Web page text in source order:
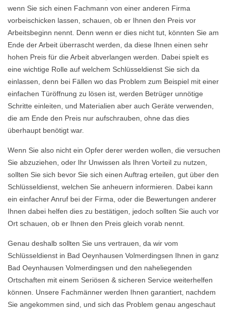
wenn Sie sich einen Fachmann von einer anderen Firma
vorbeischicken lassen, schauen, ob er Ihnen den Preis vor
Arbeitsbeginn nennt. Denn wenn er dies nicht tut, könnten Sie am
Ende der Arbeit überrascht werden, da diese Ihnen einen sehr
hohen Preis für die Arbeit abverlangen werden. Dabei spielt es
eine wichtige Rolle auf welchem Schlüsseldienst Sie sich da
einlassen, denn bei Fällen wo das Problem zum Beispiel mit einer
einfachen Türöffnung zu lösen ist, werden Betrüger unnötige
Schritte einleiten, und Materialien aber auch Geräte verwenden,
die am Ende den Preis nur aufschrauben, ohne das dies
überhaupt benötigt war.
Wenn Sie also nicht ein Opfer derer werden wollen, die versuchen
Sie abzuziehen, oder Ihr Unwissen als Ihren Vorteil zu nutzen,
sollten Sie sich bevor Sie sich einen Auftrag erteilen, gut über den
Schlüsseldienst, welchen Sie anheuern informieren. Dabei kann
ein einfacher Anruf bei der Firma, oder die Bewertungen anderer
Ihnen dabei helfen dies zu bestätigen, jedoch sollten Sie auch vor
Ort schauen, ob er Ihnen den Preis gleich vorab nennt.
Genau deshalb sollten Sie uns vertrauen, da wir vom
Schlüsseldienst in Bad Oeynhausen Volmerdingsen Ihnen in ganz
Bad Oeynhausen Volmerdingsen und den naheliegenden
Ortschaften mit einem Seriösen & sicheren Service weiterhelfen
können. Unsere Fachmänner werden Ihnen garantiert, nachdem
Sie angekommen sind, und sich das Problem genau angeschaut